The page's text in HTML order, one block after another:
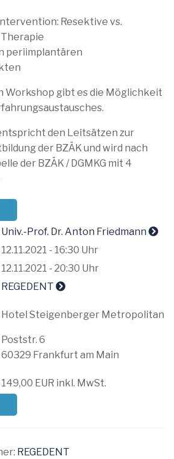
Resektive vs.
periimplantären
Workshop gibt es die Möglichkeit
den Leitsätzen zur
der BZÄK und wird nach
der BZÄK / DGMKG mit 4
Univ.-Prof. Dr. Anton Friedmann
12.11.2021 - 16:30 Uhr
12.11.2021 - 20:30 Uhr
REGEDENT
Hotel Steigenberger Metropolitan
Poststr. 6
60329 Frankfurt am Main
149,00 EUR inkl. MwSt.
REGEDENT